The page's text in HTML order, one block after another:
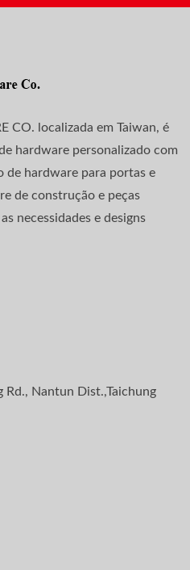
CO. localizada em Taiwan, é
hardware personalizado com
de hardware para portas e
de construção e peças
necessidades e designs
Rd., Nantun Dist.,Taichung